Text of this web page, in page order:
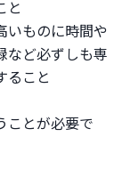
と
いものに時間や
など必ずしも専
ること
ことが必要で